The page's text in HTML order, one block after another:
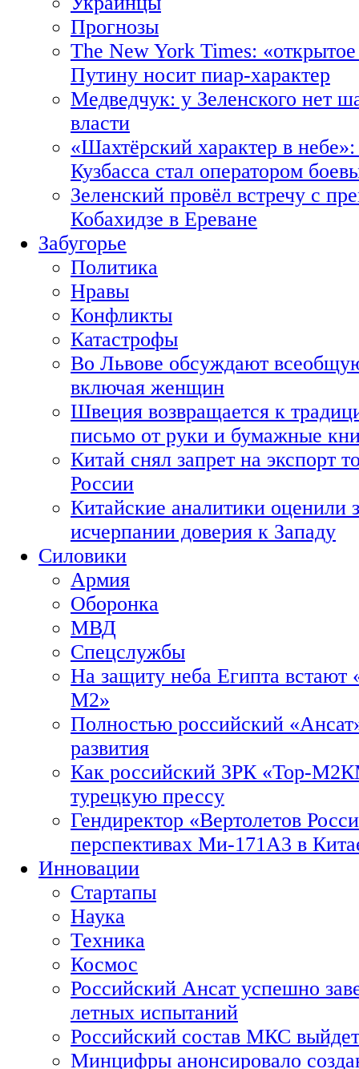
Прогнозы
The New York Times:
Путину носит пиар-характер
Медведчук: у Зеленского нет
власти
«Шахтёрский характер в
Кузбасса стал оператором
Зеленский провёл встречу с
Кобахидзе в Ереване
Забугорье
Политика
Нравы
Конфликты
Катастрофы
Во Львове обсуждают
включая женщин
Швеция возвращается к
письмо от руки и бумажные
Китай снял запрет на экспорт
России
Китайские аналитики оценили
исчерпании доверия к Западу
Силовики
Армия
Оборонка
МВД
Спецслужбы
На защиту неба Египта встают
М2»
Полностью российский
развития
Как российский ЗРК «Тор-
турецкую прессу
Гендиректор «Вертолетов
перспективах Ми-171А3 в
Инновации
Стартапы
Наука
Техника
Космос
Российский Ансат успешно
летных испытаний
Российский состав МКС
Минцифры анонсировало